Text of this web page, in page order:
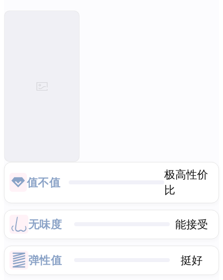
值不值
极高性价
比
无味度 能接受
弹性值 挺好